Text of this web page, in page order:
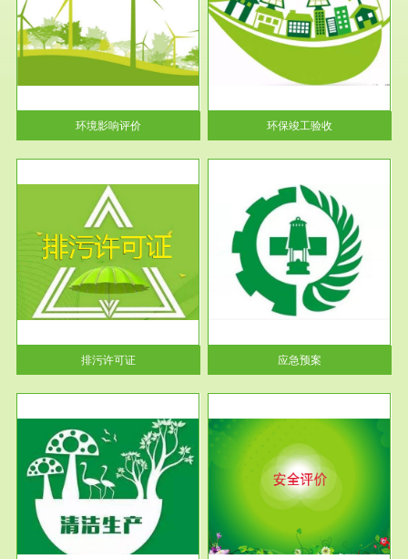
环境影响评价
环保竣工验收
根据《建设项目环境保护管理条
例》第十七条 编制环境影响报
告书、...
环保竣工验收
排污许可证
服务范围
应急预案
根据《中华人民共和国环境保护
法》第十九条 企业事业单位应
当按照...
应急预案
服务范围
安全评价
安全评价安全评价目的是查找、
分析和预测工程、系统、生产经